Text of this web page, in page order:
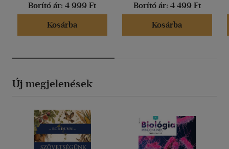
Borító ár: 4 999 Ft
Kosárba
Borító ár: 4 499 Ft
Kosárba
Új megjelenések